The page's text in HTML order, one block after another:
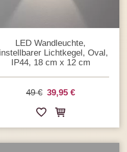
LED Wandleuchte,
Lichtkegel, Oval,
IP44, 18 cm x 12 cm
49 € 39,95 €